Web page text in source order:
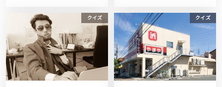
クイズ クイズ